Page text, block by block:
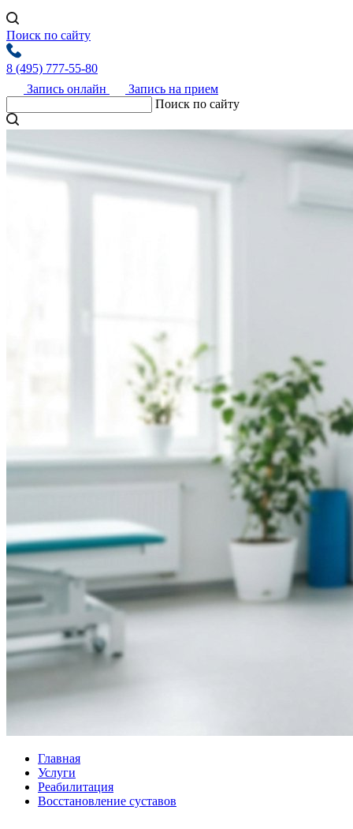
Поиск по сайту
8 (495) 777-55-80
Запись онлайн
Запись на прием
Поиск по сайту
Главная
Услуги
Реабилитация
Восстановление суставов